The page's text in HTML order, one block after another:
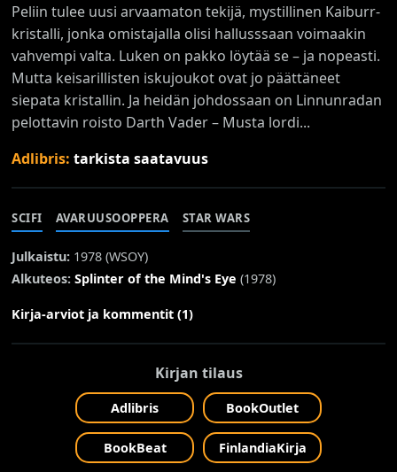
Peliin tulee uusi arvaamaton tekijä, mystillinen Kaiburr-
kristalli, jonka omistajalla olisi hallusssaan voimaakin
vahvempi valta. Luken on pakko löytää se – ja nopeasti.
Mutta keisarillisten iskujoukot ovat jo päättäneet
siepata kristallin. Ja heidän johdossaan on Linnunradan
pelottavin roisto Darth Vader – Musta lordi...
Adlibris:tarkista saatavuus
SCIFI AVARUUSOOPPERA STAR WARS
Julkaistu: 1978 (WSOY)
Alkuteos: Splinter of the Mind's Eye (1978)
Kirja-arviot ja kommentit (1)
Kirjan tilaus
Adlibris BookOutlet
BookBeat FinlandiaKirja